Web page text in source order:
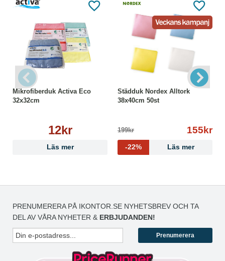
Mikrofiberduk Activa Eco
32x32cm
12kr
Läs mer
Städduk Nordex Alltork
38x40cm 50st
199kr 155kr
-22% Läs mer
PRENUMERERA PÅ IKONTOR.SE NYHETSBREV OCH TA
DEL AV VÅRA NYHETER & ERBJUDANDEN!
Prenumerera